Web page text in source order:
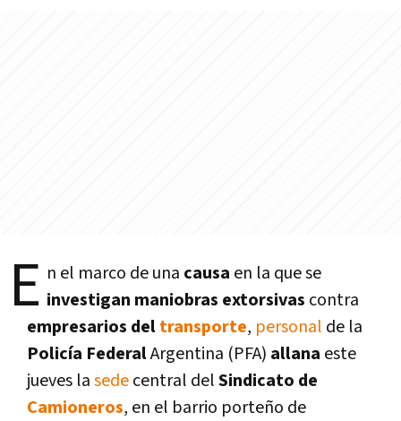
E n el marco de una causa en la que se
investigan maniobras extorsivas contra
empresarios deltransporte, personal de la
Policí­a FederalArgentina (PFA) allana este
jueves lasedecentral delSindicato de
Camioneros, en el barrio porteño de